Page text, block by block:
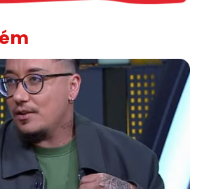
Caê Vasconcelos e repúdio aos